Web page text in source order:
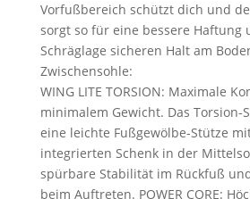
Vorfußbereich schützt dich und
sorgt so für eine bessere Haftung
Schräglage sicheren Halt am
Zwischensohle:
WING LITE TORSION: Maximale
minimalem Gewicht. Das Torsion-
eine leichte Fußgewölbe-Stütze
integrierten Schenk in der
spürbare Stabilität im Rückfuß
beim Auftreten. POWER CORE: